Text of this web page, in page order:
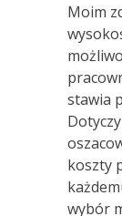
Moim
stawia
koszty
wybór